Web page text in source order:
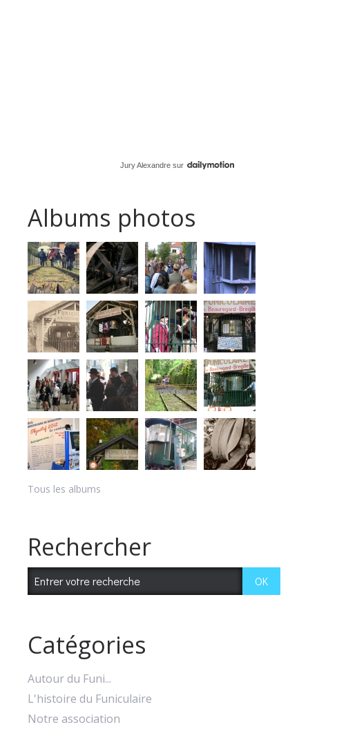
Jury Alexandresur
Albums photos
Tous les albums
Rechercher
Catégories
Autour du Funi...
L'histoire du Funiculaire
Notre association